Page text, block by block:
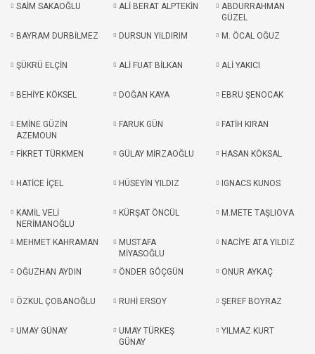
SAİM SAKAOĞLU ALİ BERAT ALPTEKİN
ABDURRAHMAN
GÜZEL
BAYRAM DURBİLMEZ
DURSUN YILDIRIM M. ÖCAL OĞUZ
ŞÜKRÜ ELÇİN ALİ FUAT BİLKAN ALİ YAKICI
BEHİYE KÖKSEL DOĞAN KAYA EBRU ŞENOCAK
EMİNE GÜZİN
AZEMOUN
FARUK GÜN FATİH KIRAN
FİKRET TÜRKMEN GÜLAY MİRZAOĞLU HASAN KÖKSAL
HATİCE İÇEL HÜSEYİN YILDIZ IGNACS KUNOS
KAMİL VELİ
NERİMANOĞLU
KÜRŞAT ÖNCÜL M.METE TAŞLIOVA
MEHMET KAHRAMAN
MUSTAFA
MİYASOĞLU
NACİYE ATA YILDIZ
OĞUZHAN AYDIN ÖNDER GÖÇGÜN ONUR AYKAÇ
ÖZKUL ÇOBANOĞLU RUHİ ERSOY ŞEREF BOYRAZ
UMAY GÜNAY
UMAY TÜRKEŞ
GÜNAY
YILMAZ KURT